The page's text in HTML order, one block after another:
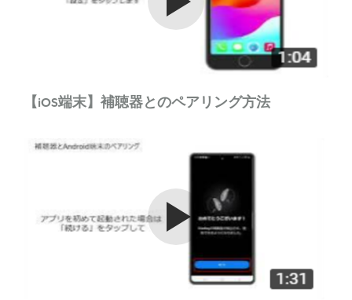
【iOS端末】補聴器とのペアリング方法
Watch the video